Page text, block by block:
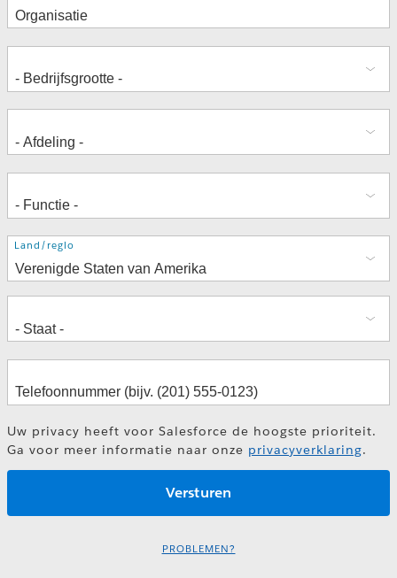
Adres
Land/regio
Uw privacy heeft voor Salesforce de hoogste prioriteit.
Ga voor meer informatie naar onze privacyverklaring.
PROBLEMEN?